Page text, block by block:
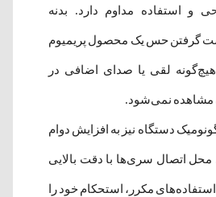
استفاده مداوم دارد. بدنه
گرفتن حس یک محصول پریمیوم
لقی یا صدای اضافی در
نمی‌شود.
دستگاه نیز به افزایش دوام
اتصال سری‌ها با دقت بالایی
مکرر، استحکام خود را